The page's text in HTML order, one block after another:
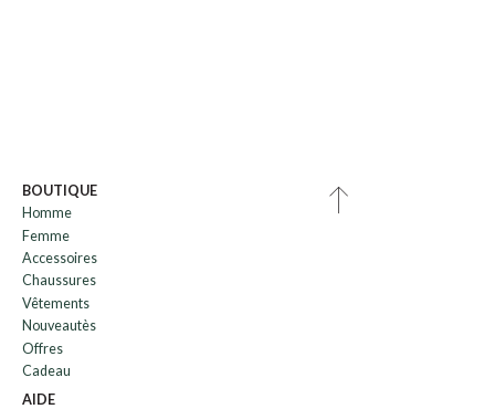
BOUTIQUE
Homme
Femme
Accessoires
Chaussures
Vêtements
Nouveautès
Offres
Cadeau
AIDE